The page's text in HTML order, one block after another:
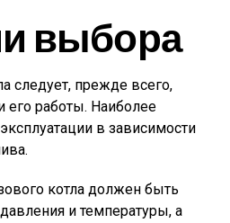
выбора
следует, прежде всего,
его работы. Наиболее
в зависимости
котла должен быть
и температуры, а